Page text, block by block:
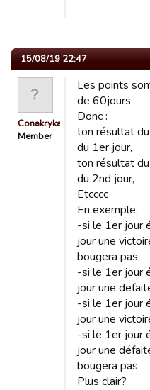
15/08/19 22:47
Conakryka
Member
Les points
de 60jours
Donc :
ton résultat
du 1er jour,
ton résultat
du 2nd jour,
Etcccc
En exemple,
-si le 1er jour
jour une
bougera pas
-si le 1er jour
jour une
-si le 1er jour
jour une
-si le 1er jour
jour une
bougera pas
Plus clair?